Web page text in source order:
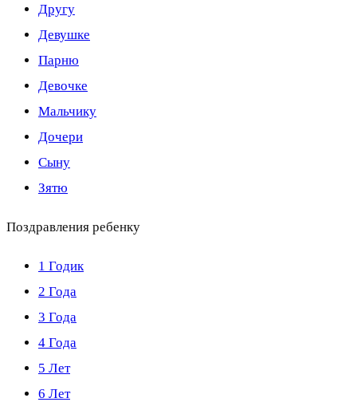
Другу
Девушке
Парню
Девочке
Мальчику
Дочери
Сыну
Зятю
Поздравления ребенку
1 Годик
2 Года
3 Года
4 Года
5 Лет
6 Лет